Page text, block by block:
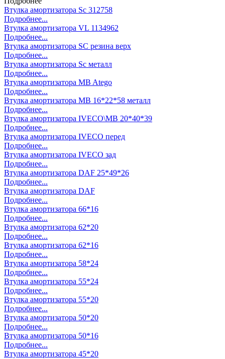
Втулка амортизатора Sc 312758
Подробнее...
Втулка амортизатора VL 1134962
Подробнее...
Втулка амортизатора SC резина верх
Подробнее...
Втулка амортизатора Sc металл
Подробнее...
Втулка амортизатора MB Atego
Подробнее...
Втулка амортизатора MB 16*22*58 металл
Подробнее...
Втулка амортизатора IVECO\MB 20*40*39
Подробнее...
Втулка амортизатора IVECO перед
Подробнее...
Втулка амортизатора IVECO зад
Подробнее...
Втулка амортизатора DAF 25*49*26
Подробнее...
Втулка амортизатора DAF
Подробнее...
Втулка амортизатора 66*16
Подробнее...
Втулка амортизатора 62*20
Подробнее...
Втулка амортизатора 62*16
Подробнее...
Втулка амортизатора 58*24
Подробнее...
Втулка амортизатора 55*24
Подробнее...
Втулка амортизатора 55*20
Подробнее...
Втулка амортизатора 50*20
Подробнее...
Втулка амортизатора 50*16
Подробнее...
Втулка амортизатора 45*20